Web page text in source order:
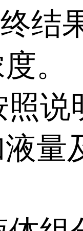
结
。
照说
量